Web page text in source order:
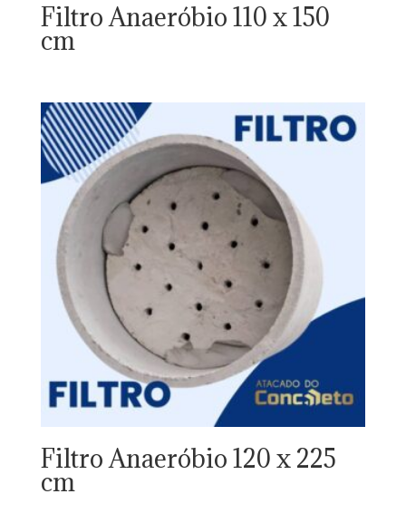
Filtro Anaeróbio 110 x 150
cm
Filtro Anaeróbio 120 x 225
cm